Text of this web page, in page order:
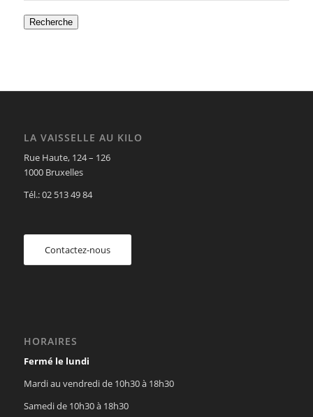
Recherche
LA VAISSELLE AU KILO
Rue Haute, 124 – 126
1000 Bruxelles
Tél.: 02 513 49 84
Contactez-nous
HORAIRES
Fermé le lundi
Mardi au vendredi de 10h30 à 18h30
Samedi de 10h30 à 18h30